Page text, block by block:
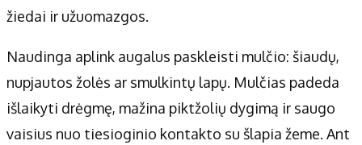
žiedai ir užuomazgos.
Naudinga aplink augalus paskleisti mulčio: šiaudų,
nupjautos žolės ar smulkintų lapų. Mulčias padeda
išlaikyti drėgmę, mažina piktžolių dygimą ir saugo
vaisius nuo tiesioginio kontakto su šlapia žeme. Ant